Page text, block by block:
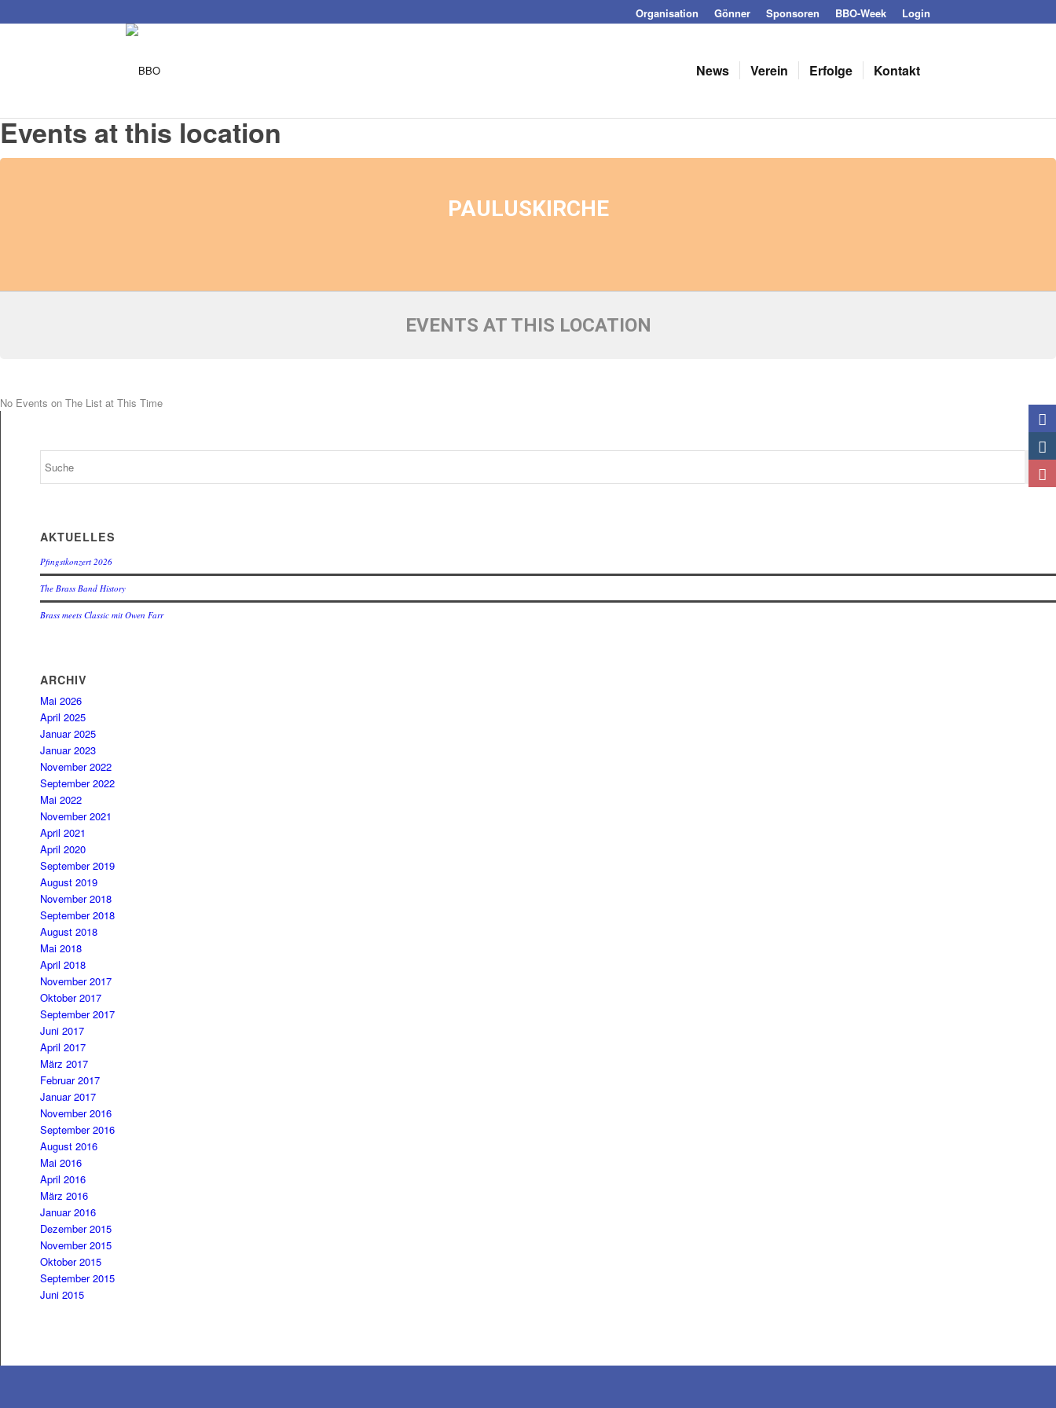
Organisation Gönner Sponsoren BBO-Week Login
News Verein Erfolge Kontakt
Events at this location
PAULUSKIRCHE
EVENTS AT THIS LOCATION
No Events on The List at This Time
AKTUELLES
Pfingstkonzert 2026
The Brass Band History
Brass meets Classic mit Owen Farr
ARCHIV
Mai 2026
April 2025
Januar 2025
Januar 2023
November 2022
September 2022
Mai 2022
November 2021
April 2021
April 2020
September 2019
August 2019
November 2018
September 2018
August 2018
Mai 2018
April 2018
November 2017
Oktober 2017
September 2017
Juni 2017
April 2017
März 2017
Februar 2017
Januar 2017
November 2016
September 2016
August 2016
Mai 2016
April 2016
März 2016
Januar 2016
Dezember 2015
November 2015
Oktober 2015
September 2015
Juni 2015